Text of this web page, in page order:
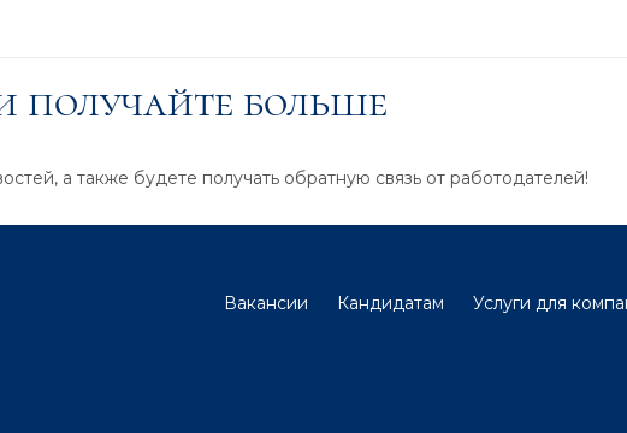
получайте больше
а также будете получать обратную связь от работодателей!
Вакансии Кандидатам Услуги для